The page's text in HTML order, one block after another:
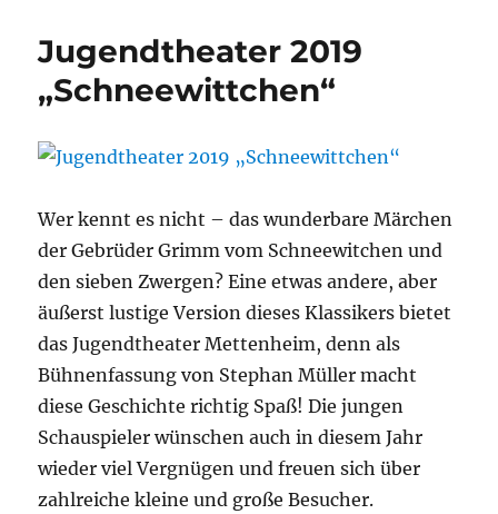
Jugendtheater 2019
„Schneewittchen“
Wer kennt es nicht – das wunderbare Märchen
der Gebrüder Grimm vom Schneewitchen und
den sieben Zwergen? Eine etwas andere, aber
äußerst lustige Version dieses Klassikers bietet
das Jugendtheater Mettenheim, denn als
Bühnenfassung von Stephan Müller macht
diese Geschichte richtig Spaß! Die jungen
Schauspieler wünschen auch in diesem Jahr
wieder viel Vergnügen und freuen sich über
zahlreiche kleine und große Besucher.